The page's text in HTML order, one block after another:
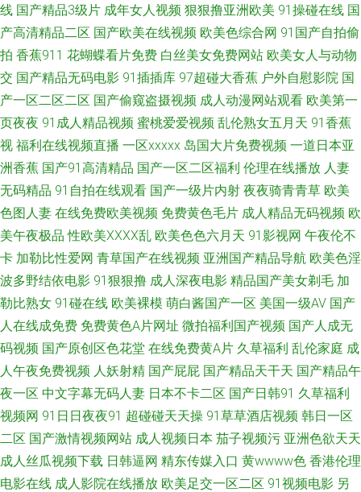
视频 日韩精品免费看 一级a黄 97視頻 日本AⅤ在线观看 日本特黄 老湿机av导
航 91视频日本 欧美一区免费 日本人妻毛片 豆花视频在线观看 在线午夜福利
黄色香蕉视频网站 伊人国产性爱在线 黄色视频久久 久久资源总站 91搭讪美
女 欧美网站a 韩国综合无码 91热爆视频 色香焦伊人久久 国产视频观看网站
韩国中文av无码 91喷浆 91深夜福利视频 少妇人妻超碰在线 黄色免费高清网
站 激情狠狠撸 AV导航网址 传媒AV导航 香蕉网址 日韩欧美视频青青 久草免
伊人91大香蕉 麻豆三级视频 日韩撸视频 在线成人欧美 91在线在线 蜜桃婷婷
狠狠久久 免费看的黄色网子 久久婷婷视频小说 久久精品妻 成人快播视频 午
夜剧场性爱 欧美人妖 豆花黑料视频 变态另类区 97午夜福利影院 91国产夜色
猫 人妻久久精品成人 伪娘撸管 日本www高清 东京热色综合 亚洲人妻五月婷
婷 欧美婷婷综合 老司机123AV 精品一区二区网站 国产另类ts 91最新地址 日
线 国产精品3级片 成年女人视频 狠狠撸亚洲欧美 91操碰在线 国
产高清精品二区 国产欧美在线视频 欧美色综合网 91国产自拍偷
拍 香蕉911 花蝴蝶看片免费 白丝美女免费网站 欧美女人与动物
交 国产精品无码电影 91插插库 97超碰大香蕉 户外自慰影院 国
产一区二区二区 国产偷窥盗摄视频 成人动漫网站观看 欧美第一
页夜夜 91成人精品视频 蜜桃爱爱视频 乱伦熟女五月天 91香蕉
视 福利在线视频直播 一区xxxxx 岛国大片免费视频 一道日本亚
洲香蕉 国产91高清精品 国产一区二区福利 伦理在线播放 人妻
无码精品 91自拍在线观看 国产一级片内射 夜夜骑青青草 欧美
色图人妻 在线免费欧美视频 免费黄色毛片 成人精品无码视频 欧
美午夜极品 性欧美ⅩⅩⅩⅩ乱 欧美色色六月天 91影视网 午夜伦不
卡 加勒比性爱网 青草国产在线视频 亚洲国产精品导航 欧美色淫
波多野结依电影 91狠狠撸 成人深夜电影 精品国产美女剃毛 加
勒比熟女 91碰在线 欧美裸模 萌白酱国产一区 美国一级AV 国产
人在线成免费 免费黄色A片网址 微拍福利国产视频 国产人成无
码视频 国产原创区色花堂 在线免费黄A片 久草福利 乱伦家庭 成
人午夜免费视频 人妖射精 国产屁屁 国产精品天干天 国产精品午
夜一区 中文字幕无码人妻 日本不卡二区 国产日韩91 久草福利
视频网 91日日夜夜91 超碰碰天天操 91草草酒店视频 韩日一区
二区 国产激情视频网站 成人视频日本 茄子视频污 亚洲色欲天天
成人丝瓜视频下载 日韩逼网 精东传媒入口 黄wwww色 香港伦理
电影在线 成人影院在线播放 欧美足交一区二区 91视频电影 另